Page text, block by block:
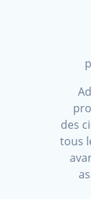
des
tous